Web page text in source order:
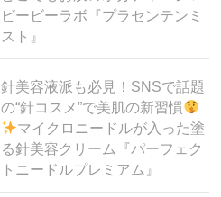
ビービーラボ『プラセンテンミ
スト』
針美容液派も必見！SNSで話題
の“針コスメ”で美肌の新習慣
マイクロニードルが入った塗
る針美容クリーム『パーフェク
トニードルプレミアム』